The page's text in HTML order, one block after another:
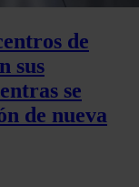
de
sus
se
de nueva